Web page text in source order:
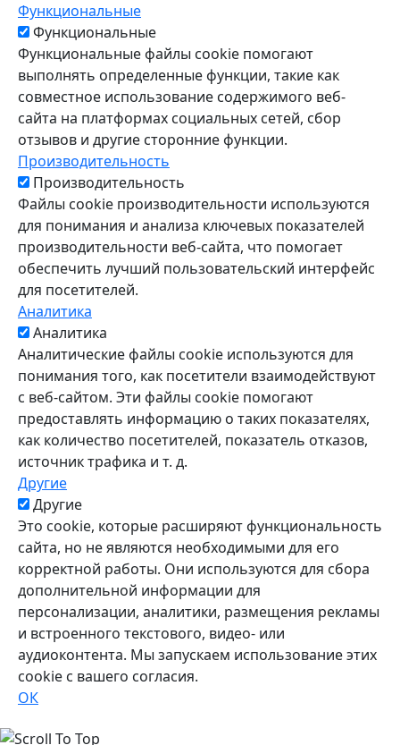
Функциональные
Функциональные
Функциональные файлы cookie помогают
выполнять определенные функции, такие как
совместное использование содержимого веб-
сайта на платформах социальных сетей, сбор
отзывов и другие сторонние функции.
Производительность
Производительность
Файлы cookie производительности используются
для понимания и анализа ключевых показателей
производительности веб-сайта, что помогает
обеспечить лучший пользовательский интерфейс
для посетителей.
Аналитика
Аналитика
Аналитические файлы cookie используются для
понимания того, как посетители взаимодействуют
с веб-сайтом. Эти файлы cookie помогают
предоставлять информацию о таких показателях,
как количество посетителей, показатель отказов,
источник трафика и т. д.
Другие
Другие
Это cookie, которые расширяют функциональность
сайта, но не являются необходимыми для его
корректной работы. Они используются для сбора
дополнительной информации для
персонализации, аналитики, размещения рекламы
и встроенного текстового, видео- или
аудиоконтента. Мы запускаем использование этих
cookie с вашего согласия.
ОК